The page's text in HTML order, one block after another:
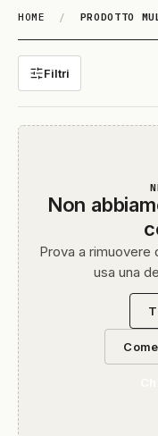
HOME / PRODOTTO
474523.00
Filtri
Non
Prova a
usa una